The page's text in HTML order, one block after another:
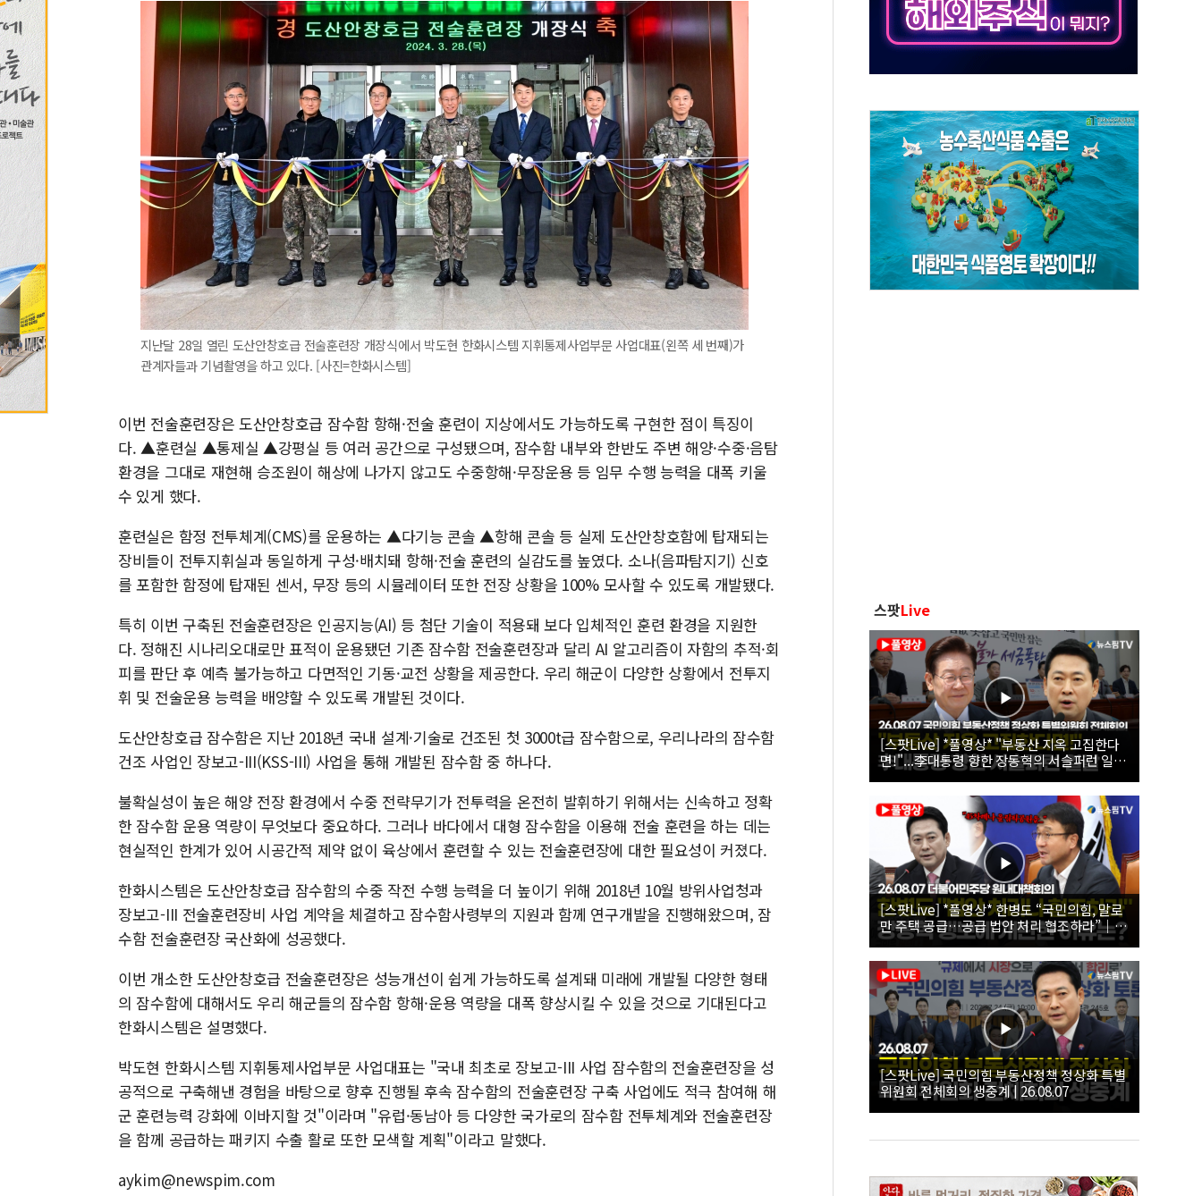
美·日 환율공조에 유럽 패싱… '유로화 팔아 엔화 부양' 사후 통보만
구리값 사상 최고치…'닥터 코퍼'가 말하는 경기 신호가 달라졌다
지난달 28일 열린 도산안창호급 전술훈련장 개장식에서 박도현 한화시스템 지휘통제사업부문 사업대표(왼쪽 세 번째)가
관계자들과 기념촬영을 하고 있다. [사진=한화시스템]
이번 전술훈련장은 도산안창호급 잠수함 항해·전술 훈련이 지상에서도 가능하도록 구현한 점이 특징이
다. ▲훈련실 ▲통제실 ▲강평실 등 여러 공간으로 구성됐으며, 잠수함 내부와 한반도 주변 해양·수중·음탐
환경을 그대로 재현해 승조원이 해상에 나가지 않고도 수중항해·무장운용 등 임무 수행 능력을 대폭 키울
수 있게 했다.
훈련실은 함정 전투체계(CMS)를 운용하는 ▲다기능 콘솔 ▲항해 콘솔 등 실제 도산안창호함에 탑재되는
장비들이 전투지휘실과 동일하게 구성·배치돼 항해·전술 훈련의 실감도를 높였다. 소나(음파탐지기) 신호
를 포함한 함정에 탑재된 센서, 무장 등의 시뮬레이터 또한 전장 상황을 100% 모사할 수 있도록 개발됐다.
특히 이번 구축된 전술훈련장은 인공지능(AI) 등 첨단 기술이 적용돼 보다 입체적인 훈련 환경을 지원한
다. 정해진 시나리오대로만 표적이 운용됐던 기존 잠수함 전술훈련장과 달리 AI 알고리즘이 자함의 추적·회
피를 판단 후 예측 불가능하고 다면적인 기동·교전 상황을 제공한다. 우리 해군이 다양한 상황에서 전투지
휘 및 전술운용 능력을 배양할 수 있도록 개발된 것이다.
도산안창호급 잠수함은 지난 2018년 국내 설계·기술로 건조된 첫 3000t급 잠수함으로, 우리나라의 잠수함
건조 사업인 장보고-III(KSS-III) 사업을 통해 개발된 잠수함 중 하나다.
불확실성이 높은 해양 전장 환경에서 수중 전략무기가 전투력을 온전히 발휘하기 위해서는 신속하고 정확
한 잠수함 운용 역량이 무엇보다 중요하다. 그러나 바다에서 대형 잠수함을 이용해 전술 훈련을 하는 데는
현실적인 한계가 있어 시공간적 제약 없이 육상에서 훈련할 수 있는 전술훈련장에 대한 필요성이 커졌다.
한화시스템은 도산안창호급 잠수함의 수중 작전 수행 능력을 더 높이기 위해 2018년 10월 방위사업청과
장보고-III 전술훈련장비 사업 계약을 체결하고 잠수함사령부의 지원과 함께 연구개발을 진행해왔으며, 잠
수함 전술훈련장 국산화에 성공했다.
이번 개소한 도산안창호급 전술훈련장은 성능개선이 쉽게 가능하도록 설계돼 미래에 개발될 다양한 형태
의 잠수함에 대해서도 우리 해군들의 잠수함 항해·운용 역량을 대폭 향상시킬 수 있을 것으로 기대된다고
한화시스템은 설명했다.
박도현 한화시스템 지휘통제사업부문 사업대표는 "국내 최초로 장보고-III 사업 잠수함의 전술훈련장을 성
공적으로 구축해낸 경험을 바탕으로 향후 진행될 후속 잠수함의 전술훈련장 구축 사업에도 적극 참여해 해
군 훈련능력 강화에 이바지할 것"이라며 "유럽·동남아 등 다양한 국가로의 잠수함 전투체계와 전술훈련장
을 함께 공급하는 패키지 수출 활로 또한 모색할 계획"이라고 말했다.
aykim@newspim.com
스팟Live
[스팟Live] *풀영상* "부동산 지옥 고집한다
면!"...李대통령 향한 장동혁의 서슬퍼런 일갈
| 26.08.07 국민의힘 부동산정책 정상화 특별
위원회 전체회의
[스팟Live] *풀영상* 한병도 “국민의힘, 말로
만 주택 공급…공급 법안 처리 협조하라”｜
26.08.07 더불어민주당 원내대책회의
[스팟Live] 국민의힘 부동산정책 정상화 특별
위원회 전체회의 생중계 | 26.08.07